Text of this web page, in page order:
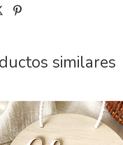
similares